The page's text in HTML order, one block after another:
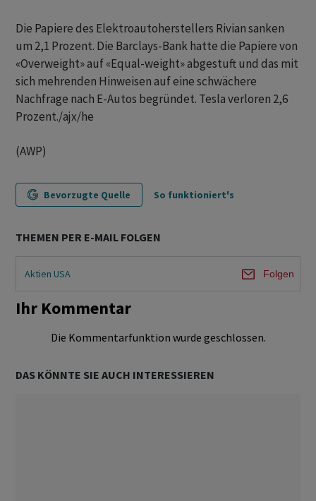
Die Papiere des Elektroautoherstellers Rivian sanken
um 2,1 Prozent. Die Barclays-Bank hatte die Papiere von
«Overweight» auf «Equal-weight» abgestuft und das mit
sich mehrenden Hinweisen auf eine schwächere
Nachfrage nach E-Autos begründet. Tesla verloren 2,6
Prozent./ajx/he
(AWP)
Bevorzugte Quelle So funktioniert's
THEMEN PER E-MAIL FOLGEN
Aktien USA Folgen
Ihr Kommentar
Die Kommentarfunktion wurde geschlossen.
DAS KÖNNTE SIE AUCH INTERESSIEREN